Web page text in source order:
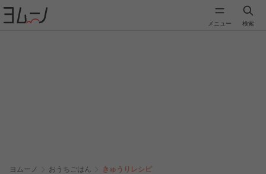
メニュー 検索
ヨムーノ おうちごはん きゅうりレシピ